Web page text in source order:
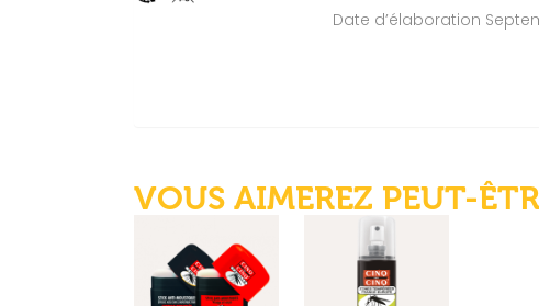
Date d’élaboration
VOUS AIMEREZ PEUT-